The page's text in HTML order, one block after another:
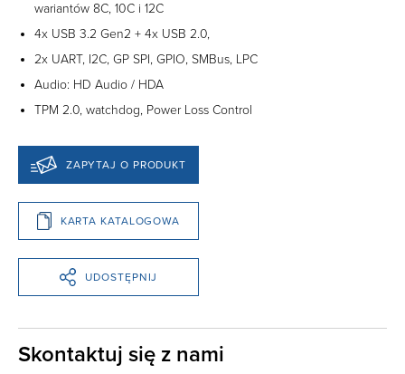
wariantów 8C, 10C i 12C
4x USB 3.2 Gen2 + 4x USB 2.0,
2x UART, I2C, GP SPI, GPIO, SMBus, LPC
Audio: HD Audio / HDA
TPM 2.0, watchdog, Power Loss Control
ZAPYTAJ O PRODUKT
KARTA KATALOGOWA
UDOSTĘPNIJ
Skontaktuj się z nami